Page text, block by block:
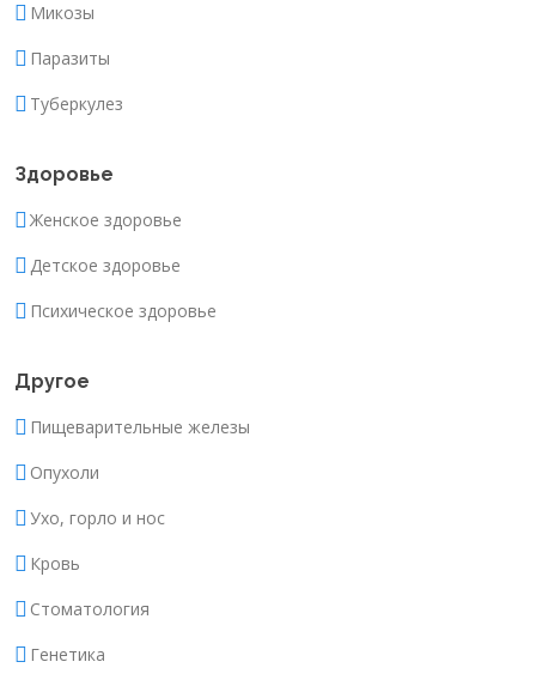
Микозы
Паразиты
Туберкулез
Здоровье
Женское здоровье
Детское здоровье
Психическое здоровье
Другое
Пищеварительные железы
Опухоли
Ухо, горло и нос
Кровь
Стоматология
Генетика